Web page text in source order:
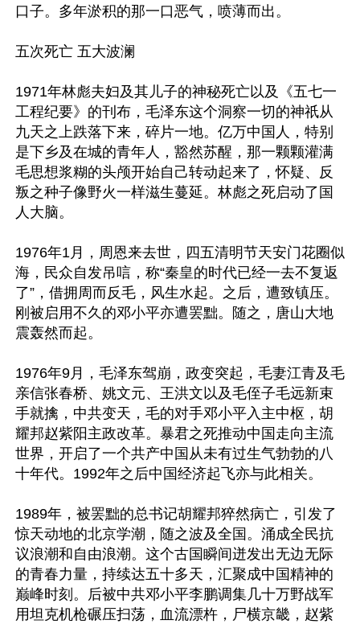
口子。多年淤积的那一口恶气，喷薄而出。
五次死亡 五大波澜
1971年林彪夫妇及其儿子的神秘死亡以及《五七一
工程纪要》的刊布，毛泽东这个洞察一切的神祇从
九天之上跌落下来，碎片一地。亿万中国人，特别
是下乡及在城的青年人，豁然苏醒，那一颗颗灌满
毛思想浆糊的头颅开始自己转动起来了，怀疑、反
叛之种子像野火一样滋生蔓延。林彪之死启动了国
人大脑。
1976年1月，周恩来去世，四五清明节天安门花圈似
海，民众自发吊唁，称“秦皇的时代已经一去不复返
了”，借拥周而反毛，风生水起。之后，遭致镇压。
刚被启用不久的邓小平亦遭罢黜。随之，唐山大地
震轰然而起。
1976年9月，毛泽东驾崩，政变突起，毛妻江青及毛
亲信张春桥、姚文元、王洪文以及毛侄子毛远新束
手就擒，中共变天，毛的对手邓小平入主中枢，胡
耀邦赵紫阳主政改革。暴君之死推动中国走向主流
世界，开启了一个共产中国从未有过生气勃勃的八
十年代。1992年之后中国经济起飞亦与此相关。
1989年，被罢黜的总书记胡耀邦猝然病亡，引发了
惊天动地的北京学潮，随之波及全国。涌成全民抗
议浪潮和自由浪潮。这个古国瞬间迸发出无边无际
的青春力量，持续达五十多天，汇聚成中国精神的
巅峰时刻。后被中共邓小平李鹏调集几十万野战军
用坦克机枪碾压扫荡，血流漂杵，尸横京畿，赵紫